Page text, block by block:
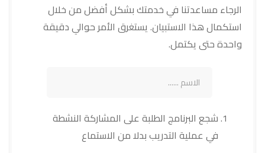
الرجاء مساعدتنا في خدمتك بشكل أفضل من خلال
استكمال هذا الاستبيان. يستغرق الأمر حوالي دقيقة
واحدة حتى يكتمل.
شجع البرنامج الطلبة على المشاركة النشطة
في عملية التدريب بدلا من الاستماع